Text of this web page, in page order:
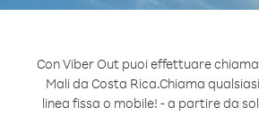
Con Viber Out puoi effettuare
Mali da Costa Rica.Chiama
linea fissa o mobile! - a partire da